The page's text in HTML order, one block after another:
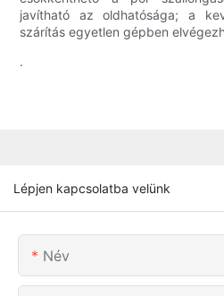
javítható az oldhatósága; a
szárítás egyetlen gépben
.
Lépjen kapcsolatba velünk
Név